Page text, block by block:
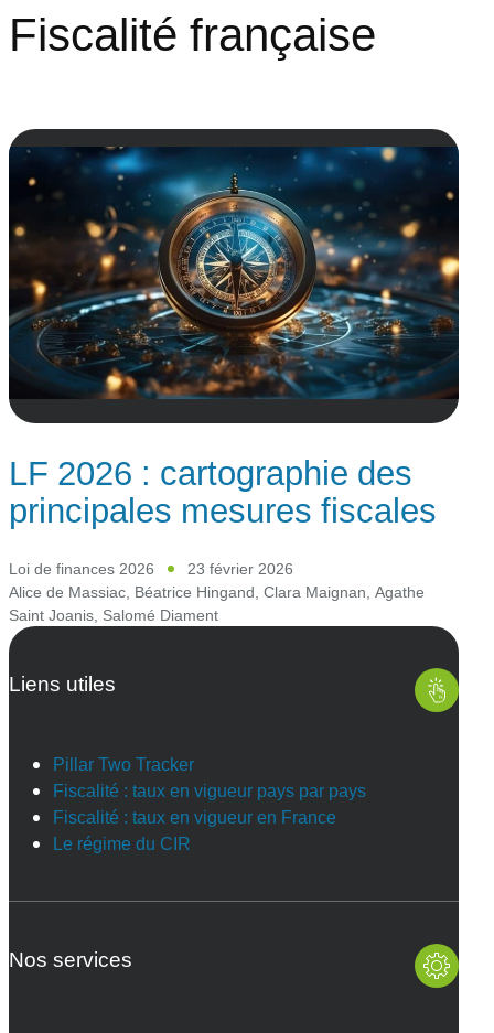
Fiscalité française
LF 2026 : cartographie des
principales mesures fiscales
Loi de finances 2026
23 février 2026
Alice de Massiac Béatrice Hingand Clara Maignan Agathe
Saint Joanis Salomé Diament
Liens utiles
Pillar Two Tracker
Fiscalité : taux en vigueur pays par pays
Fiscalité : taux en vigueur en France
Le régime du CIR
Nos services